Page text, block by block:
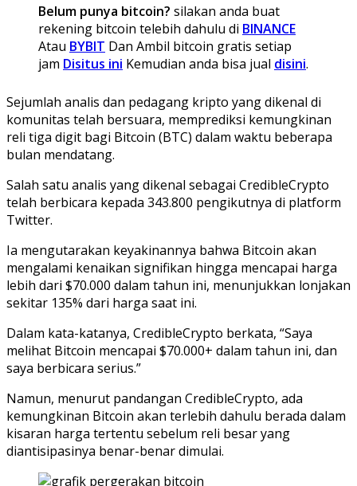
Belum punya bitcoin? silakan anda buat
rekening bitcoin telebih dahulu di BINANCE
Atau BYBIT Dan Ambil bitcoin gratis setiap
jam Disitus ini Kemudian anda bisa jual disini.
Sejumlah analis dan pedagang kripto yang dikenal di
komunitas telah bersuara, memprediksi kemungkinan
reli tiga digit bagi Bitcoin (BTC) dalam waktu beberapa
bulan mendatang.
Salah satu analis yang dikenal sebagai CredibleCrypto
telah berbicara kepada 343.800 pengikutnya di platform
Twitter.
Ia mengutarakan keyakinannya bahwa Bitcoin akan
mengalami kenaikan signifikan hingga mencapai harga
lebih dari $70.000 dalam tahun ini, menunjukkan lonjakan
sekitar 135% dari harga saat ini.
Dalam kata-katanya, CredibleCrypto berkata, “Saya
melihat Bitcoin mencapai $70.000+ dalam tahun ini, dan
saya berbicara serius.”
Namun, menurut pandangan CredibleCrypto, ada
kemungkinan Bitcoin akan terlebih dahulu berada dalam
kisaran harga tertentu sebelum reli besar yang
diantisipasinya benar-benar dimulai.